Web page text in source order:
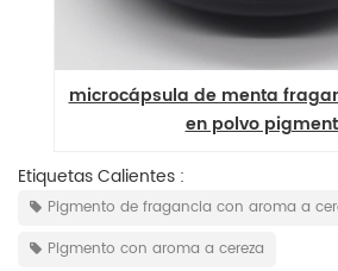
microcápsula de menta
en polvo
Etiquetas Calientes :
Pigmento de fragancia con aroma a
Pigmento con aroma a cereza